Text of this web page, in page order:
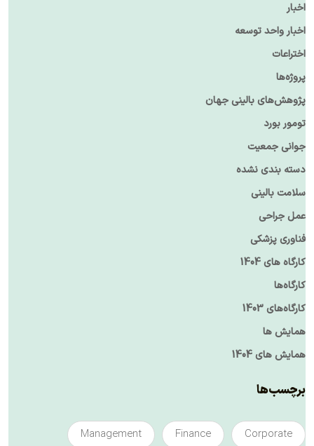
اخبار
اخبار واحد توسعه
اختراعات
پروژه‌ها
پژوهش‌های بالینی جهان
تومور بورد
جوانی جمعیت
دسته بندی نشده
سلامت بالینی
عمل جراحی
فناوری پزشکی
کارگاه های 1404
کارگاه‌ها
کارگاه‌های 1403
همایش ها
همایش های 1404
برچسب‌ها
Corporate
Finance
Management